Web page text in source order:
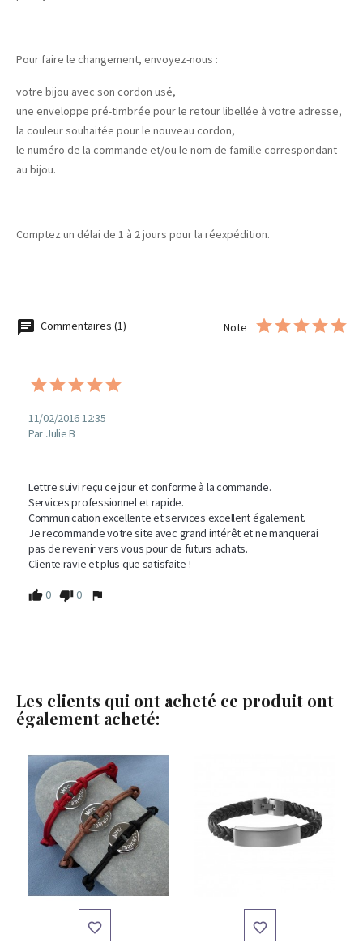
Pour faire le changement, envoyez-nous :
votre bijou avec son cordon usé,
une enveloppe pré-timbrée pour le retour libellée à votre adresse,
la couleur souhaitée pour le nouveau cordon,
le numéro de la commande et/ou le nom de famille correspondant
au bijou.
Comptez un délai de 1 à 2 jours pour la réexpédition.
Commentaires (1) Note
11/02/2016 12:35
Par Julie B
Lettre suivi reçu ce jour et conforme à la commande.
Services professionnel et rapide.
Communication excellente et services excellent également.
Je recommande votre site avec grand intérêt et ne manquerai
pas de revenir vers vous pour de futurs achats.
Cliente ravie et plus que satisfaite !
0 0
Les clients qui ont acheté ce produit ont
également acheté:
 